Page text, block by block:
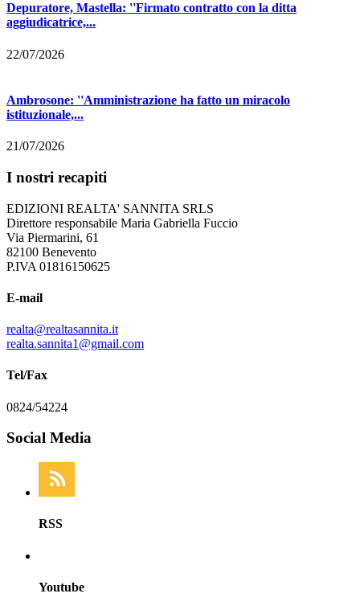
Depuratore, Mastella: ''Firmato contratto con la ditta
aggiudicatrice,...
22/07/2026
Ambrosone: ''Amministrazione ha fatto un miracolo
istituzionale,...
21/07/2026
I nostri recapiti
EDIZIONI REALTA' SANNITA SRLS
Direttore responsabile Maria Gabriella Fuccio
Via Piermarini, 61
82100 Benevento
P.IVA 01816150625
E-mail
realta@realtasannita.it
realta.sannita1@gmail.com
Tel/Fax
0824/54224
Social Media
RSS
Youtube